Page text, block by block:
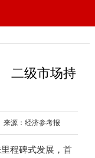
二级市场持
来源：经济参考报
程碑式发展，首